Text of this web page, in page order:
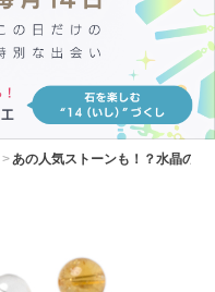
あの人気ストーンも！？水晶の仲